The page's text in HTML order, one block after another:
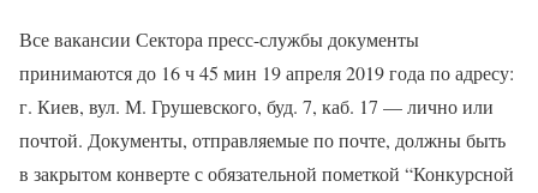
Все вакансии Сектора пресс-службы документы
принимаются до 16 ч 45 мин 19 апреля 2019 года по адресу:
г. Киев, вул. М. Грушевского, буд. 7, каб. 17 — лично или
почтой. Документы, отправляемые по почте, должны быть
в закрытом конверте с обязательной пометкой “Конкурсной